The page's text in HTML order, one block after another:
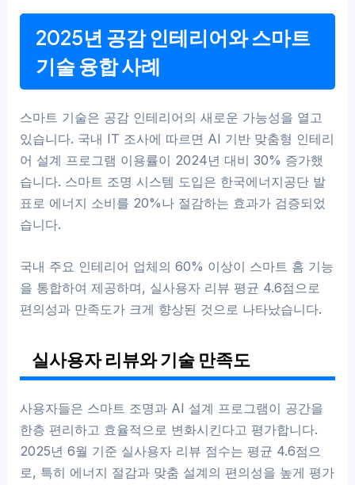
2025년 공감 인테리어와 스마트
기술 융합 사례
스마트 기술은 공감 인테리어의 새로운 가능성을 열고
있습니다. 국내 IT 조사에 따르면 AI 기반 맞춤형 인테리
어 설계 프로그램 이용률이 2024년 대비 30% 증가했
습니다. 스마트 조명 시스템 도입은 한국에너지공단 발
표로 에너지 소비를 20%나 절감하는 효과가 검증되었
습니다.
국내 주요 인테리어 업체의 60% 이상이 스마트 홈 기능
을 통합하여 제공하며, 실사용자 리뷰 평균 4.6점으로
편의성과 만족도가 크게 향상된 것으로 나타났습니다.
실사용자 리뷰와 기술 만족도
사용자들은 스마트 조명과 AI 설계 프로그램이 공간을
한층 편리하고 효율적으로 변화시킨다고 평가합니다.
2025년 6월 기준 실사용자 리뷰 점수는 평균 4.6점으
로, 특히 에너지 절감과 맞춤 설계의 편의성을 높게 평가